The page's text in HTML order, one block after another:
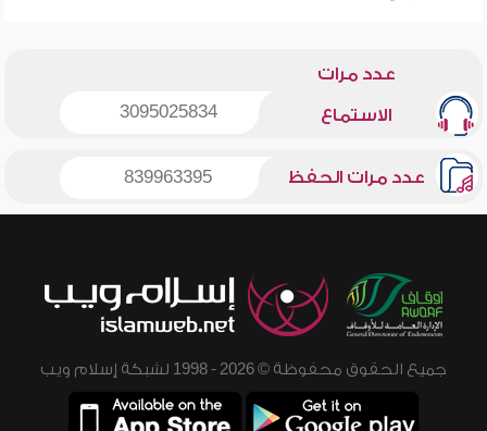
عدد مرات
الاستماع 3095025834
عدد مرات الحفظ 839963395
جميع الحقوق محفوظة © 2026 - 1998 لشبكة إسلام ويب